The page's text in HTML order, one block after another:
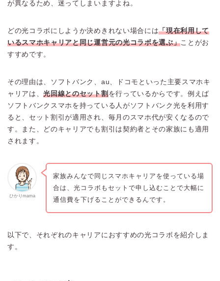
が異なるため、迷ってしまいますよね。
どの光コラボにしようか決めきれない場合には「現在利用して
いるスマホキャリアと同じ運営元の光コラボを選ぶ」ことがお
すすめです。
その理由は、ソフトバンク、au、ドコモといった主要スマホキ
ャリアは、光回線とのセット割を行っているからです。例えば
ソフトバンクスマホを持っている人がソフトバンク光を利用す
ると、セット割引が適用され、毎月のスマホ代が安くなるので
す。また、どのキャリアでも割引は契約者とその家族にも適用
されます。
ひかりmama
家族みんなで同じスマホキャリアを使っている場
合は、光コラボもセットで申し込むことで大幅に
通信費を下げることができるんです。
以下で、それぞれのキャリアにおすすめの光コラボを紹介しま
す。